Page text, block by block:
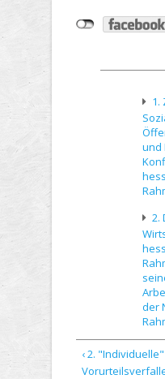
1.
und
2.
der
‹ 2. "Individuelle"